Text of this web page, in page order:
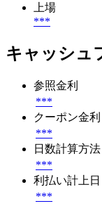
上場
***
キャッシュ
参照金利
***
クーポン金利
***
日数計算方法
***
利払い計上日
***